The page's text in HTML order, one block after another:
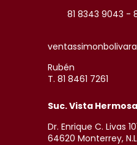
81 8343 9043 -
Rubén
T. 81 8461 7261
Suc. Vista Hermosa
Dr. Enrique C. Livas
64620 Monterrey,